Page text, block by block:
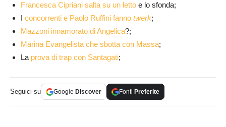
Francesca Cipriani salta su un letto e lo sfonda;
concorrenti e Paolo Ruffini fanno twerk;
Mazzoni innamorato di Angelica?;
Marina Evangelista che sbotta con Massa;
La prova di trap con Santagati;
Seguici su Google Discover Fonti Preferite